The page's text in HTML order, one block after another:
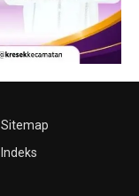
Sitemap
Indeks